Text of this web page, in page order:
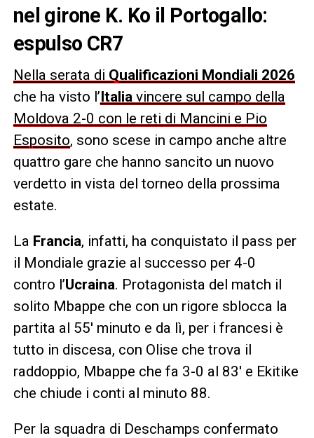
nel girone K. Ko il Portogallo:
espulso CR7
Nella serata di Qualificazioni Mondiali 2026
che ha visto l’Italia vincere sul campo della
Moldova 2-0 con le reti di Mancini e Pio
Esposito, sono scese in campo anche altre
quattro gare che hanno sancito un nuovo
verdetto in vista del torneo della prossima
estate.
La Francia, infatti, ha conquistato il pass per
il Mondiale grazie al successo per 4-0
contro l’Ucraina. Protagonista del match il
solito Mbappe che con un rigore sblocca la
partita al 55′ minuto e da lì, per i francesi è
tutto in discesa, con Olise che trova il
raddoppio, Mbappe che fa 3-0 al 83′ e Ekitike
che chiude i conti al minuto 88.
Per la squadra di Deschamps confermato